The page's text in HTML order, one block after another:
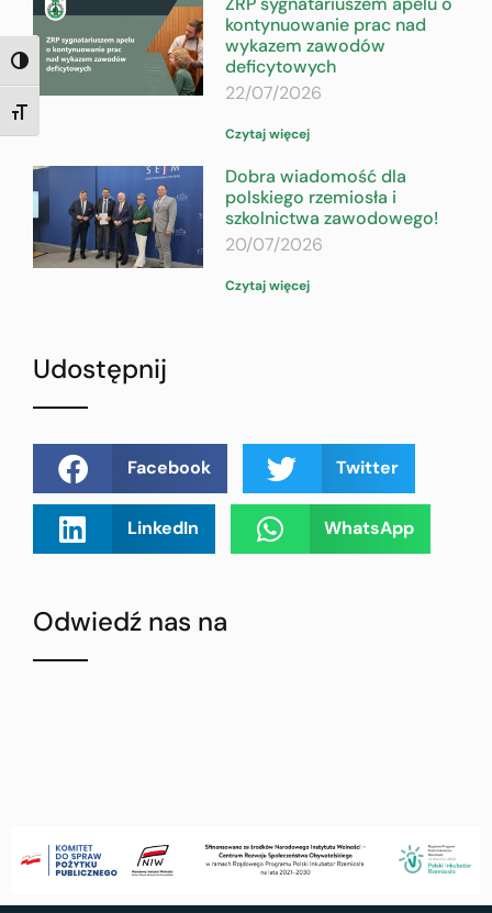
TOGGLE HIGH CONTRAST
TOGGLE FONT SIZE
kontynuowanie prac nad
wykazem zawodów
deficytowych
22/07/2026
Czytaj więcej
Dobra wiadomość dla
polskiego rzemiosła i
szkolnictwa zawodowego!
20/07/2026
Czytaj więcej
Udostępnij
Facebook Twitter
LinkedIn WhatsApp
Odwiedź nas na